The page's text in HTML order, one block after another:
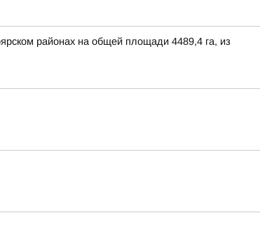
районах на общей площади 4489,4 га, из